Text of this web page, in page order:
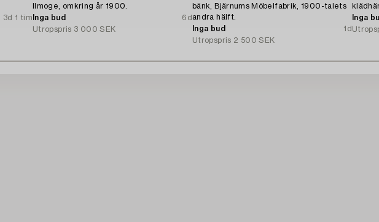
3d 1 tim
llmoge, omkring år 1900.
Inga bud
6d
Utropspris 3 000 SEK
bänk, Bjärnums Möbelfabrik, 1900-talets
andra hälft.
Inga bud
1d
Utropspris 2 500 SEK
Inga